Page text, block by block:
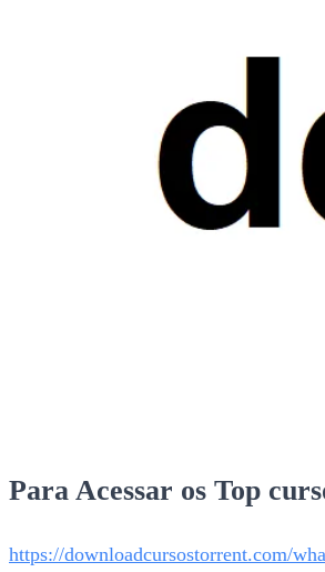
Para Acessar os Top
https://downloadcursostorrent.com/